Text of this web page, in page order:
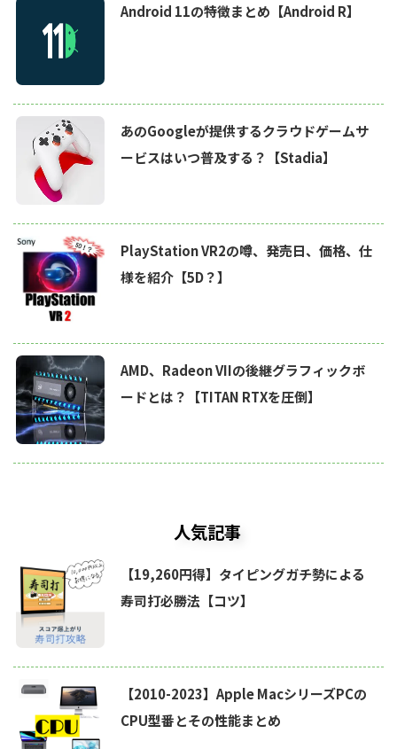
Android 11の特徴まとめ【Android R】
あのGoogleが提供するクラウドゲームサ
ービスはいつ普及する？【Stadia】
PlayStation VR2の噂、発売日、価格、仕
様を紹介【5D？】
AMD、Radeon VIIの後継グラフィックボ
ードとは？【TITAN RTXを圧倒】
人気記事
【19,260円得】タイピングガチ勢による
寿司打必勝法【コツ】
【2010-2023】Apple MacシリーズPCの
CPU型番とその性能まとめ